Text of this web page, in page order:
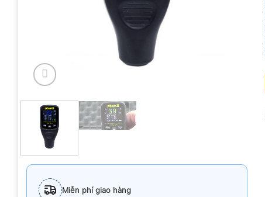
Miễn phí giao hàng